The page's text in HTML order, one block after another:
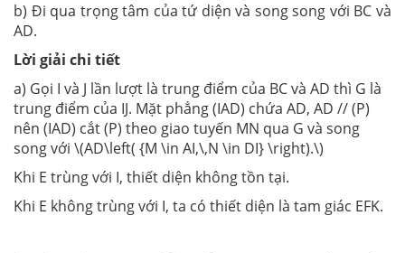
b) Đi qua trọng tâm của tứ diện và song song với BC và
AD.
Lời giải chi tiết
a) Gọi I và J lần lượt là trung điểm của BC và AD thì G là
trung điểm của IJ. Mặt phẳng (IAD) chứa AD, AD // (P)
nên (IAD) cắt (P) theo giao tuyến MN qua G và song
song với \(AD\left( {M \in AI,\,N \in DI} \right).\)
Khi E trùng với I, thiết diện không tồn tại.
Khi E không trùng với I, ta có thiết diện là tam giác EFK.